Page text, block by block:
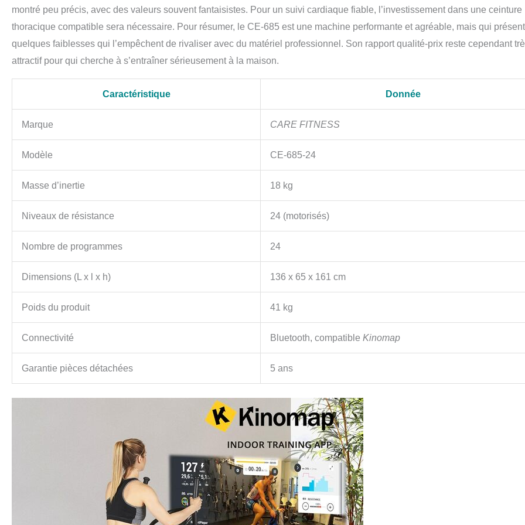
montré peu précis, avec des valeurs souvent fantaisistes. Pour un suivi cardiaque fiable, l’investissement dans une ceinture
thoracique compatible sera nécessaire. Pour résumer, le CE-685 est une machine performante et agréable, mais qui
quelques faiblesses qui l’empêchent de rivaliser avec du matériel professionnel. Son rapport qualité-prix reste cependant
attractif pour qui cherche à s’entraîner sérieusement à la maison.
Caractéristique Donnée
Marque CARE FITNESS
Modèle CE-685-24
Masse d’inertie 18 kg
Niveaux de résistance 24 (motorisés)
Nombre de programmes 24
Dimensions (L x l x h) 136 x 65 x 161 cm
Poids du produit 41 kg
Connectivité Bluetooth, compatible Kinomap
Garantie pièces détachées 5 ans